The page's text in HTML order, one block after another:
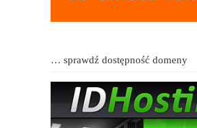
… sprawdź dostępność domeny